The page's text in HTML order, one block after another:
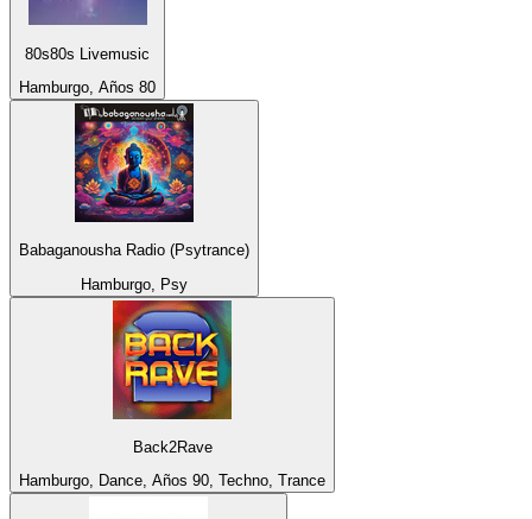
80s80s Livemusic
Hamburgo, Años 80
Babaganousha Radio (Psytrance)
Hamburgo, Psy
Back2Rave
Hamburgo, Dance, Años 90, Techno, Trance